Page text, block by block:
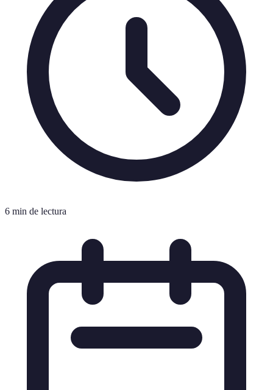
6 min de lectura